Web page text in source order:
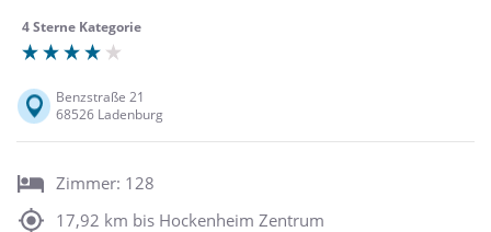
4 Sterne Kategorie
Benzstraße 21
68526 Ladenburg
Zimmer: 128
17,92 km bis Hockenheim Zentrum